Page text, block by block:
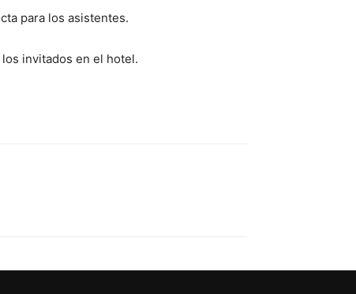
para los asistentes.
invitados en el hotel.